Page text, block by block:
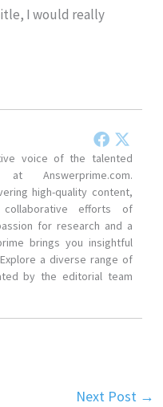
I would really
voice of the talented
Answerprime.com.
high-quality content,
efforts of
for research and a
brings you insightful
a diverse range of
by the editorial team
Next Post →